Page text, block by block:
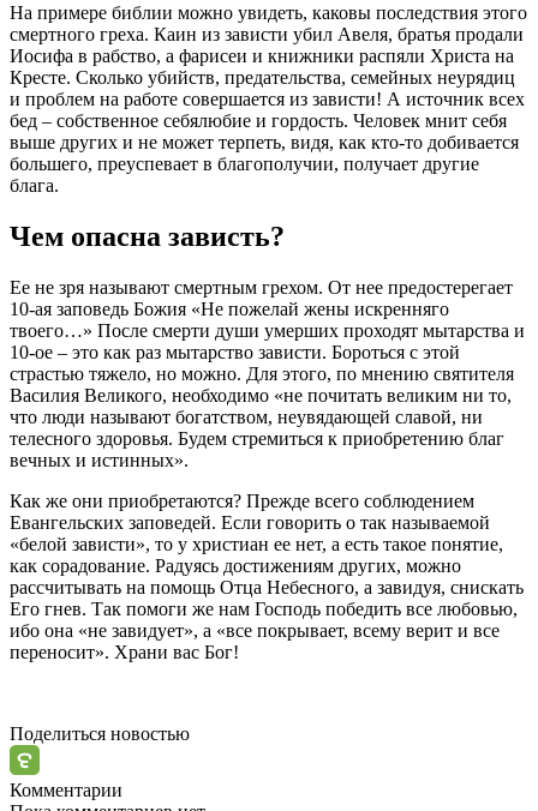
На примере библии можно увидеть, каковы последствия этого
смертного греха. Каин из зависти убил Авеля, братья продали
Иосифа в рабство, а фарисеи и книжники распяли Христа на
Кресте. Сколько убийств, предательства, семейных неурядиц
и проблем на работе совершается из зависти! А источник всех
бед – собственное себялюбие и гордость. Человек мнит себя
выше других и не может терпеть, видя, как кто-то добивается
большего, преуспевает в благополучии, получает другие
блага.
Чем опасна зависть?
Ее не зря называют смертным грехом. От нее предостерегает
10-ая заповедь Божия «Не пожелай жены искренняго
твоего…» После смерти души умерших проходят мытарства и
10-ое – это как раз мытарство зависти. Бороться с этой
страстью тяжело, но можно. Для этого, по мнению святителя
Василия Великого, необходимо «не почитать великим ни то,
что люди называют богатством, неувядающей славой, ни
телесного здоровья. Будем стремиться к приобретению благ
вечных и истинных».
Как же они приобретаются? Прежде всего соблюдением
Евангельских заповедей. Если говорить о так называемой
«белой зависти», то у христиан ее нет, а есть такое понятие,
как сорадование. Радуясь достижениям других, можно
рассчитывать на помощь Отца Небесного, а завидуя, снискать
Его гнев. Так помоги же нам Господь победить все любовью,
ибо она «не завидует», а «все покрывает, всему верит и все
переносит». Храни вас Бог!
Поделиться новостью
Комментарии